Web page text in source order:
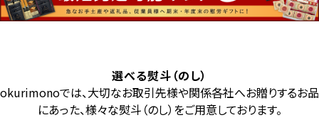
選べる熨斗（のし）
okurimonoでは、大切なお取引先様や関係各社へお贈りするお品
にあった、様々な熨斗（のし）をご用意しております。